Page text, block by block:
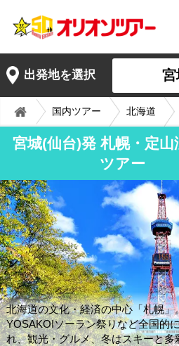
出発地を選択
国内ツアー 北海道
宮城(仙台)発 札幌・定山
ツアー
北海道の文化・経済の中心「札幌
YOSAKOIソーラン祭りなど全国的
れ、観光・グルメ、冬はスキーと多